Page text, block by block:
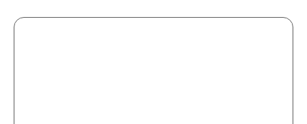
Kommentar